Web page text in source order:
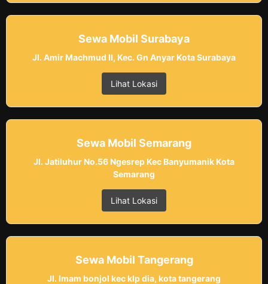
Sewa Mobil Surabaya
Jl. Amir Machmud II, Kec. Gn Anyar Kota Surabaya
Lihat Lokasi
Sewa Mobil Semarang
Jl. Jatiluhur No.56 Ngesrep Kec Banyumanik Kota
Semarang
Lihat Lokasi
Sewa Mobil Tangerang
Jl. Imam bonjol kec klp dia, kota tangerang